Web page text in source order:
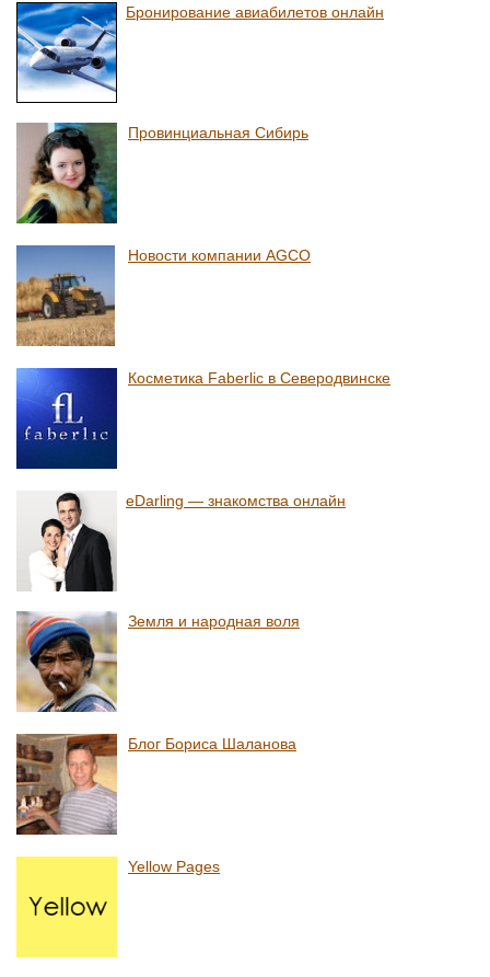
Бронирование авиабилетов онлайн
Провинциальная Сибирь
Новости компании AGCO
Косметика Faberlic в Северодвинске
eDarling — знакомства онлайн
Земля и народная воля
Блог Бориса Шаланова
Yellow Pages